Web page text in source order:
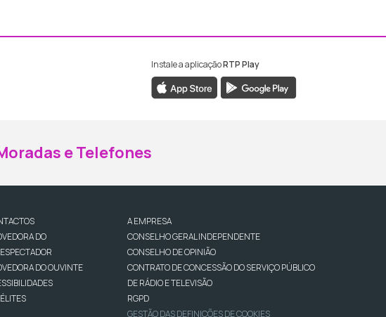
ao Facebook da RTP Madeira
ao Instagram da RTP Madeira
Instale a aplicaçãoRTP Play
e Telefones
DO
DO OUVINTE
A EMPRESA
CONSELHO GERAL INDEPENDENTE
CONSELHO DE OPINIÃO
CONTRATO DE CONCESSÃO DO SERVIÇO PÚBLICO
DE RÁDIO E TELEVISÃO
RGPD
GESTÃO DAS DEFINIÇÕES DE COOKIES